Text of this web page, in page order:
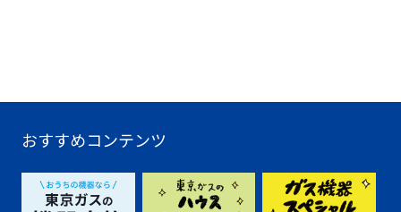
おすすめコンテンツ